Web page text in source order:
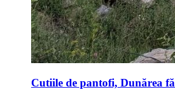
Cutiile de pantofi, Dunărea